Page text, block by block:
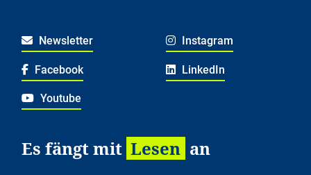
Newsletter Instagram
Facebook LinkedIn
Youtube
Es fängt mit Lesen an